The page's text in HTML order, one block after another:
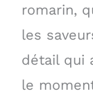
romarin,
les
détail qui
le